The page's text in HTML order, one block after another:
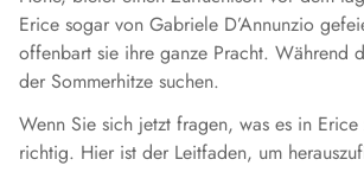
Erice sogar von Gabriele D’Annunzio
offenbart sie ihre ganze Pracht. Während
der Sommerhitze suchen.
Wenn Sie sich jetzt fragen, was es in
richtig. Hier ist der Leitfaden, um